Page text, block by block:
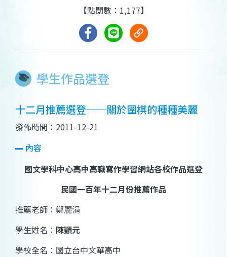
學生作品選登
【點閱數：1,177】
十二月推薦選登──關於圍棋的種種美麗
發佈時間：2011-12-21
內容
國文學科中心高中高職寫作學習網站各校作品選登
民國一百年十二月份推薦作品
推薦老師：鄭麗涓
學生姓名： 陳顗元
學校全名：國立台中文華高中